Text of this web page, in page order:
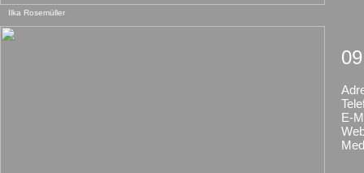
Ilka Rosemüller
E-